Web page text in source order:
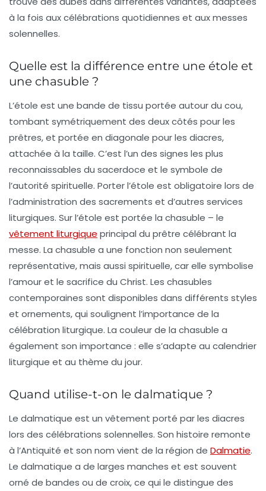
à la fois aux célébrations quotidiennes et aux messes
solennelles.
Quelle est la différence entre une étole et
une chasuble ?
L’étole est une bande de tissu portée autour du cou,
tombant symétriquement des deux côtés pour les
prêtres, et portée en diagonale pour les diacres,
attachée à la taille. C’est l’un des signes les plus
reconnaissables du sacerdoce et le symbole de
l’autorité spirituelle. Porter l’étole est obligatoire lors de
l’administration des sacrements et d’autres services
liturgiques. Sur l’étole est portée la chasuble – le
vêtement liturgique principal du prêtre célébrant la
messe. La chasuble a une fonction non seulement
représentative, mais aussi spirituelle, car elle symbolise
l’amour et le sacrifice du Christ. Les chasubles
contemporaines sont disponibles dans différents styles
et ornements, qui soulignent l’importance de la
célébration liturgique. La couleur de la chasuble a
également son importance : elle s’adapte au calendrier
liturgique et au thème du jour.
Quand utilise-t-on le dalmatique ?
Le dalmatique est un vêtement porté par les diacres
lors des célébrations solennelles. Son histoire remonte
à l’Antiquité et son nom vient de la région de Dalmatie.
Le dalmatique a de larges manches et est souvent
orné de bandes ou de croix, ce qui le distingue des